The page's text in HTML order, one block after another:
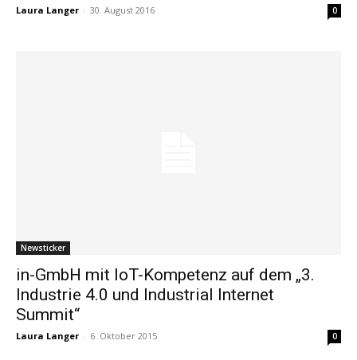
Laura Langer - 30. August 2016 0
Newsticker
in-GmbH mit IoT-Kompetenz auf dem „3.
Industrie 4.0 und Industrial Internet
Summit“
Laura Langer - 6. Oktober 2015 0